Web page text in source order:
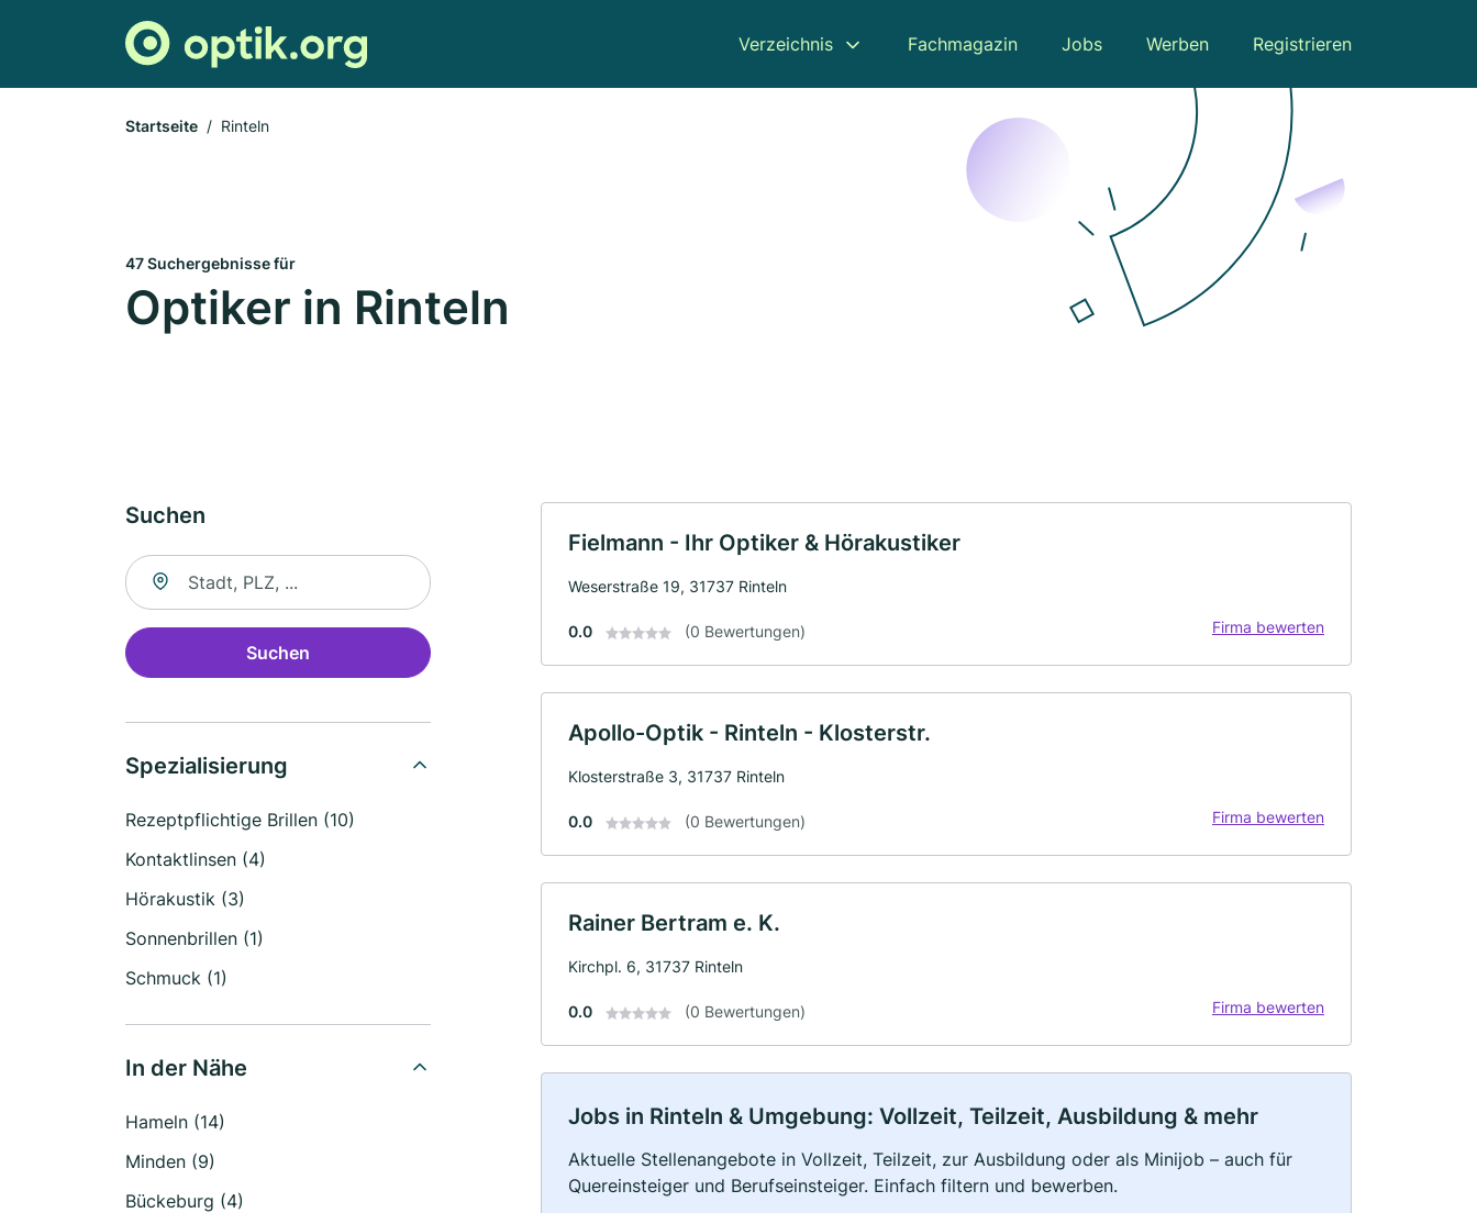
Verzeichnis Fachmagazin Jobs Werben Registrieren
Startseite Rinteln
47 Suchergebnisse für
Optiker in Rinteln
Suchen
Suche nach Ort
Suchen
Spezialisierung
Rezeptpflichtige Brillen (10)
Kontaktlinsen (4)
Hörakustik (3)
Sonnenbrillen (1)
Schmuck (1)
In der Nähe
Hameln (14)
Minden (9)
Bückeburg (4)
Fielmann - Ihr Optiker & Hörakustiker
Weserstraße 19, 31737 Rinteln
0.0 (0 Bewertungen) Firma bewerten
Apollo-Optik - Rinteln - Klosterstr.
Klosterstraße 3, 31737 Rinteln
0.0 (0 Bewertungen) Firma bewerten
Rainer Bertram e. K.
Kirchpl. 6, 31737 Rinteln
0.0 (0 Bewertungen) Firma bewerten
Jobs in Rinteln & Umgebung: Vollzeit, Teilzeit, Ausbildung & mehr
Aktuelle Stellenangebote in Vollzeit, Teilzeit, zur Ausbildung oder als Minijob – auch für
Quereinsteiger und Berufseinsteiger. Einfach filtern und bewerben.